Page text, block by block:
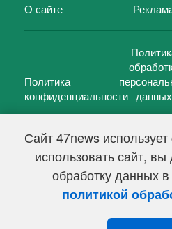
Сайт 47news
использовать сайт, вы
обработку данных в
политикой
О сайте
Политика
конфиденциальности данных
47 новостей (47 news)2005 —
Свидетельство о регистрации
Федеральной службой по надзору в
информационных технологий и